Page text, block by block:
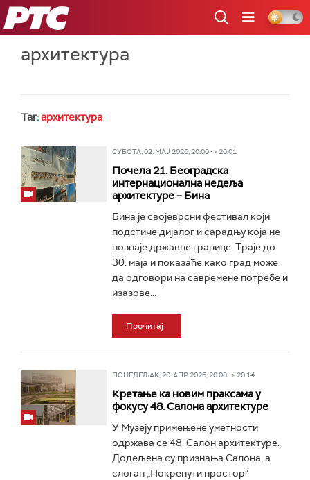
РТС
архитектура
Таг:архитектура
СУБОТА, 02. МАЈ 2026, 20:00 -> 20:01
Почела 21. Београдска
интернационална недеља
архитектуре – Бина
Бина је својеврсни фестивал који
подстиче дијалог и сарадњу која не
познаје државне границе. Траје до
30. маја и показаће како град може
да одговори на савремене потребе и
изазове...
Прочитај
ПОНЕДЕЉАК, 20. АПР 2026, 20:08 -> 20:14
Кретање ка новим праксама у
фокусу 48. Салона архитектуре
У Музеју примењене уметности
одржава се 48. Салон архитектуре.
Додељена су признања Салона, а
слоган „Покренути простор“